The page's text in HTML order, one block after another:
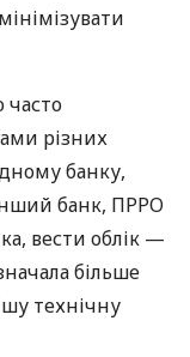
часто
різних
банку,
банк, ПРРО
вести облік —
більше
технічну